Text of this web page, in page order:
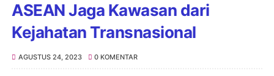
ASEAN Jaga Kawasan dari
Kejahatan Transnasional
AGUSTUS 24, 2023 0 KOMENTAR